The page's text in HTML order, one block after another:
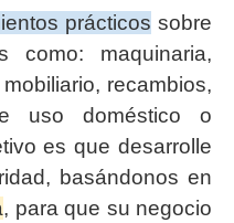
prácticos sobre
como: maquinaria,
recambios,
uso doméstico o
es que desarrolle
basándonos en
, para que su negocio